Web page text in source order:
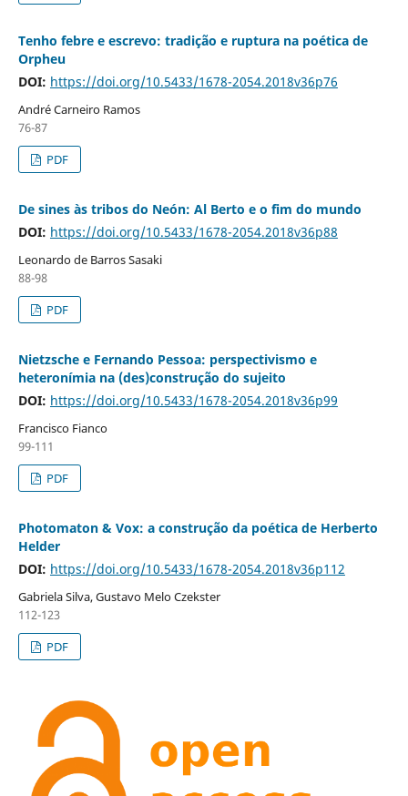
Tenho febre e escrevo: tradição e ruptura na poética de
Orpheu
DOI: https://doi.org/10.5433/1678-2054.2018v36p76
André Carneiro Ramos
76-87
PDF
De sines às tribos do Neón: Al Berto e o fim do mundo
DOI: https://doi.org/10.5433/1678-2054.2018v36p88
Leonardo de Barros Sasaki
88-98
PDF
Nietzsche e Fernando Pessoa: perspectivismo e
heteronímia na (des)construção do sujeito
DOI: https://doi.org/10.5433/1678-2054.2018v36p99
Francisco Fianco
99-111
PDF
Photomaton & Vox: a construção da poética de Herberto
Helder
DOI: https://doi.org/10.5433/1678-2054.2018v36p112
Gabriela Silva, Gustavo Melo Czekster
112-123
PDF